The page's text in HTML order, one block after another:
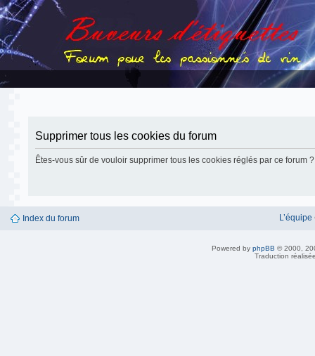
Supprimer tous les cookies du forum
Êtes-vous sûr de vouloir supprimer tous les cookies réglés par ce forum ?
Index du forum L’équipe
Powered by phpBB © 2000,
Traduction